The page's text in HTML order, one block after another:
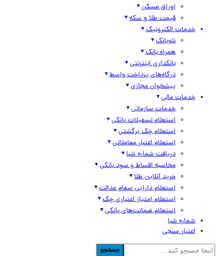
اوراق مسکن
قیمت طلا و سکه
خدمات الکترونیک
نئوبانک
همراه بانک
بانکداری اینترنتی
درگاه‌های پرداخت واسط
پیشخوان مجازی
خدمات مالی
خدمات سازمانی
استعلام تسهیلات بانکی
استعلام چک برگشتی
استعلام اعتبار معاملاتی
دریافت شماره شبا
محاسبه اقساط و سود بانکی
خرید آنلاین طلا
استعلام دارایی سهام عدالت
استعلام امتیاز اعتباری چک
استعلام ضمانت‌های بانکی
شماره شبا
اعتبار سنجی
جستجو